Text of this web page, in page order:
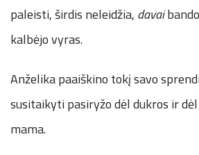
paleisti, širdis neleidžia, davai
kalbėjo vyras.
Anželika paaiškino tokį savo
susitaikyti pasiryžo dėl dukros ir
mama.